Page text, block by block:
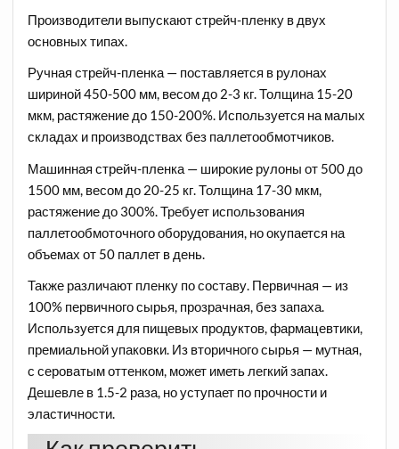
Производители выпускают стрейч-пленку в двух
основных типах.
Ручная стрейч-пленка — поставляется в рулонах
шириной 450-500 мм, весом до 2-3 кг. Толщина 15-20
мкм, растяжение до 150-200%. Используется на малых
складах и производствах без паллетообмотчиков.
Машинная стрейч-пленка — широкие рулоны от 500 до
1500 мм, весом до 20-25 кг. Толщина 17-30 мкм,
растяжение до 300%. Требует использования
паллетообмоточного оборудования, но окупается на
объемах от 50 паллет в день.
Также различают пленку по составу. Первичная — из
100% первичного сырья, прозрачная, без запаха.
Используется для пищевых продуктов, фармацевтики,
премиальной упаковки. Из вторичного сырья — мутная,
с сероватым оттенком, может иметь легкий запах.
Дешевле в 1.5-2 раза, но уступает по прочности и
эластичности.